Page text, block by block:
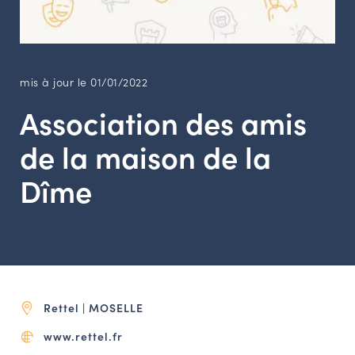
LES ACTIONS PHARES
CONTACT
Agenda
Annuaire
Ressources
OUTILS EN LIGNE
Espace acteurs
mis à jour le 01/01/2022
Association des amis
de la maison de la
Dîme
Rettel | MOSELLE
www.rettel.fr